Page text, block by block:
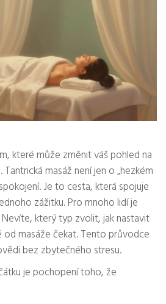
které může změnit váš pohled na
masáž není jen o „hezkém
Je to cesta, která spojuje
zážitku. Pro mnoho lidí je
který typ zvolit, jak nastavit
od masáže čekat. Tento průvodce
bez zbytečného stresu.
je pochopení toho, že